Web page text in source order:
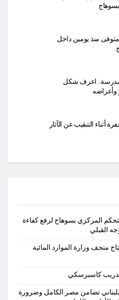
منذ يومين داخل
بالمدرسة.. اعرف شكل
وأعراضه
التنقيب عن الآثار
المركزي بسوهاج لرفع كفاءة
القبلي
متحف وزارة الموارد المائية
تضامن مصر الكامل وضرورة